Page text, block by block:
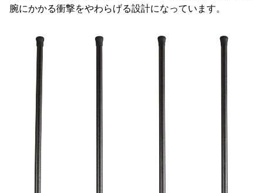
腕にかかる衝撃をやわらげる設計になっています。